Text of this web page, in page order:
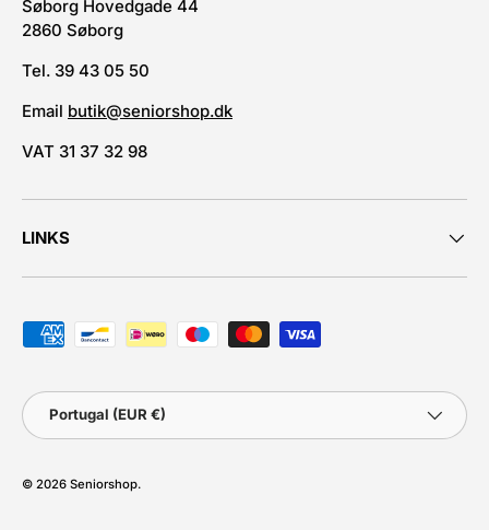
Søborg Hovedgade 44
2860 Søborg
Tel. 39 43 05 50
Email butik@seniorshop.dk
VAT 31 37 32 98
LINKS
Métodos de pagamento aceites
País
Portugal (EUR €)
© 2026 Seniorshop.